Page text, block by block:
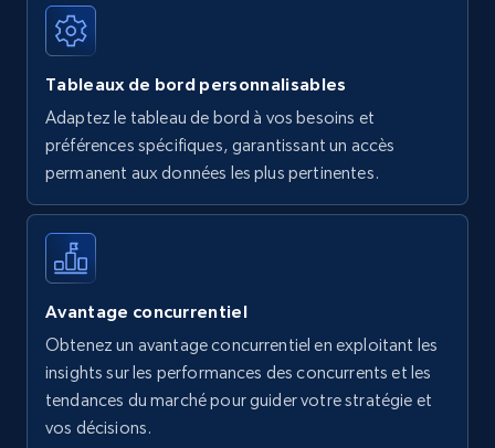
Tableaux de bord personnalisables
Adaptez le tableau de bord à vos besoins et
préférences spécifiques, garantissant un accès
permanent aux données les plus pertinentes.
Avantage concurrentiel
Obtenez un avantage concurrentiel en exploitant les
insights sur les performances des concurrents et les
tendances du marché pour guider votre stratégie et
vos décisions.